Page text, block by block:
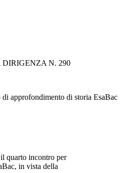
N. 290
approfondimento di storia EsaBac
quarto incontro per
in vista della